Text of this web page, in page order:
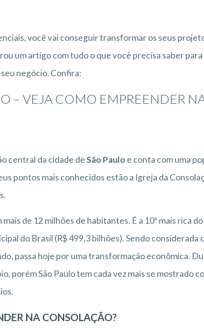
você vai conseguir transformar os seus
um artigo com tudo o que você precisa saber para
negócio. Confira:
– VEJA COMO EMPREENDER
central da cidade deSão Paulo e conta com uma
pontos mais conhecidos estão a Igreja da
de 12 milhões de habitantes. É a 10ª mais rica
do Brasil (R$ 499,3 bilhões). Sendo considerada
passa hoje por uma transformação econômica.
porém São Paulo tem cada vez mais se mostrado
NA CONSOLAÇÃO?